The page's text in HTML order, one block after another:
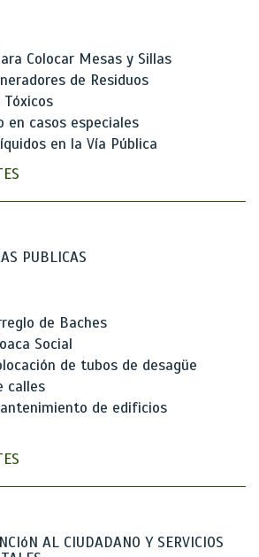
Colocar Mesas y Sillas
de Residuos
en casos especiales
en la Vía Pública
PUBLICAS
de Baches
Social
de tubos de desagüe
calles
de edificios
AL CIUDADANO Y SERVICIOS